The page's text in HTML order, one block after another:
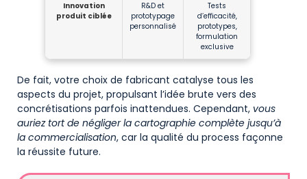
Innovation
produit ciblée
R&D et
prototypage
personnalisé
Tests
d’efficacité,
prototypes,
formulation
exclusive
De fait, votre choix de fabricant catalyse tous les
aspects du projet, propulsant l’idée brute vers des
concrétisations parfois inattendues. Cependant, vous
auriez tort de négliger la cartographie complète jusqu’à
la commercialisation, car la qualité du process façonne
la réussite future.